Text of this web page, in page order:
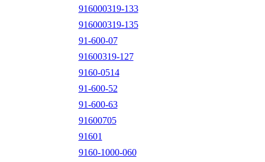
916000319-133
916000319-135
91-600-07
91600319-127
9160-0514
91-600-52
91-600-63
91600705
91601
9160-1000-060